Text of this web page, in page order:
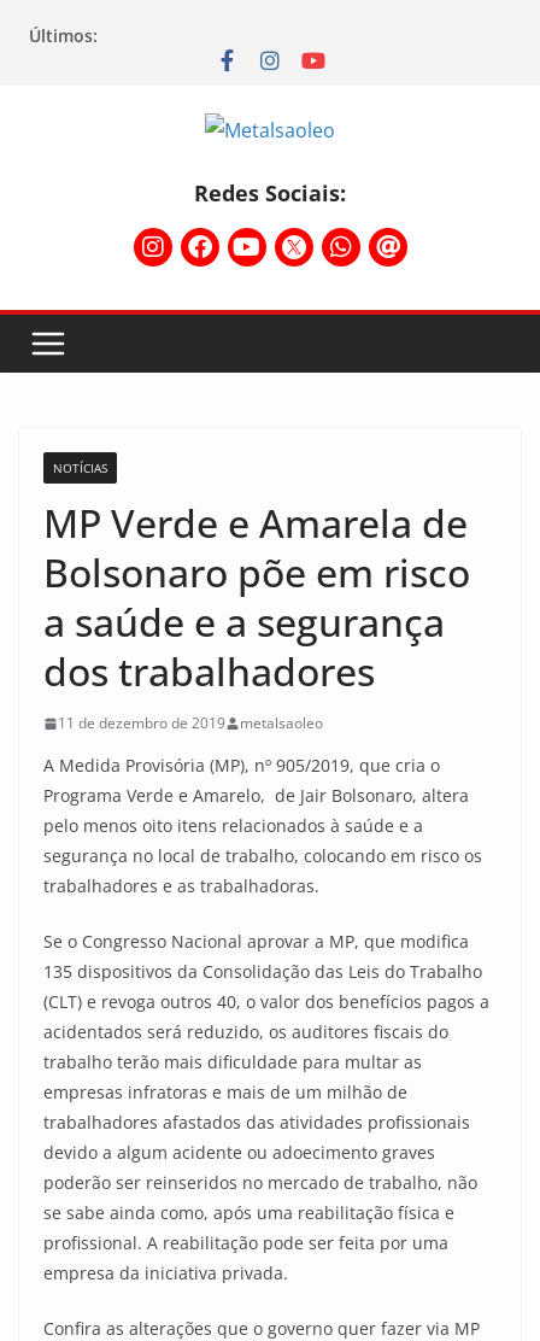
Últimos:
Redes Sociais:
NOTÍCIAS
MP Verde e Amarela de
Bolsonaro põe em risco
a saúde e a segurança
dos trabalhadores
11 de dezembro de 2019 metalsaoleo
A Medida Provisória (MP), nº 905/2019, que cria o
Programa Verde e Amarelo, de Jair Bolsonaro, altera
pelo menos oito itens relacionados à saúde e a
segurança no local de trabalho, colocando em risco os
trabalhadores e as trabalhadoras.
Se o Congresso Nacional aprovar a MP, que modifica
135 dispositivos da Consolidação das Leis do Trabalho
(CLT) e revoga outros 40, o valor dos benefícios pagos a
acidentados será reduzido, os auditores fiscais do
trabalho terão mais dificuldade para multar as
empresas infratoras e mais de um milhão de
trabalhadores afastados das atividades profissionais
devido a algum acidente ou adoecimento graves
poderão ser reinseridos no mercado de trabalho, não
se sabe ainda como, após uma reabilitação física e
profissional. A reabilitação pode ser feita por uma
empresa da iniciativa privada.
Confira as alterações que o governo quer fazer via MP